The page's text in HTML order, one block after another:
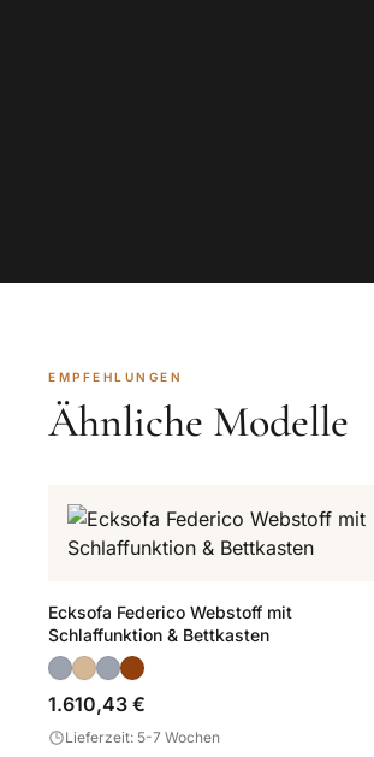
EMPFEHLUNGEN
Ähnliche Modelle
Ecksofa Federico Webstoff mit
Schlaffunktion & Bettkasten
1.610,43 €
Lieferzeit: 5-7 Wochen